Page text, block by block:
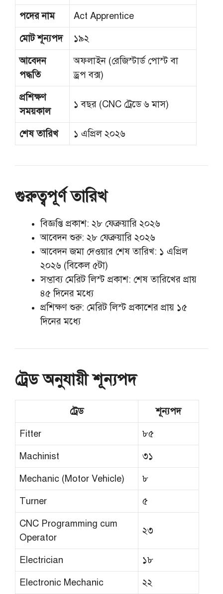
পদের নাম
Act Apprentice
মোট শূন্যপদ
১৯২
আবেদন
পদ্ধতি
অফলাইন (রেজিস্টার্ড পোস্ট বা
ড্রপ বক্স)
প্রশিক্ষণ
সময়কাল
১ বছর (CNC ট্রেডে ৬ মাস)
শেষ তারিখ ১ এপ্রিল ২০২৬
গুরুত্বপূর্ণ তারিখ
বিজ্ঞপ্তি প্রকাশ: ২৮ ফেব্রুয়ারি ২০২৬
আবেদন শুরু: ২৮ ফেব্রুয়ারি ২০২৬
আবেদন জমা দেওয়ার শেষ তারিখ: ১ এপ্রিল
২০২৬ (বিকেল ৫টা)
সম্ভাব্য মেরিট লিস্ট প্রকাশ: শেষ তারিখের প্রায়
৪৫ দিনের মধ্যে
প্রশিক্ষণ শুরু: মেরিট লিস্ট প্রকাশের প্রায় ১৫
দিনের মধ্যে
ট্রেড অনুযায়ী শূন্যপদ
ট্রেড
শূন্যপদ
Fitter
৮৫
Machinist
৩১
Mechanic (Motor Vehicle)
৮
Turner
৫
CNC Programming cum
Operator
২৩
Electrician
১৮
Electronic Mechanic
২২